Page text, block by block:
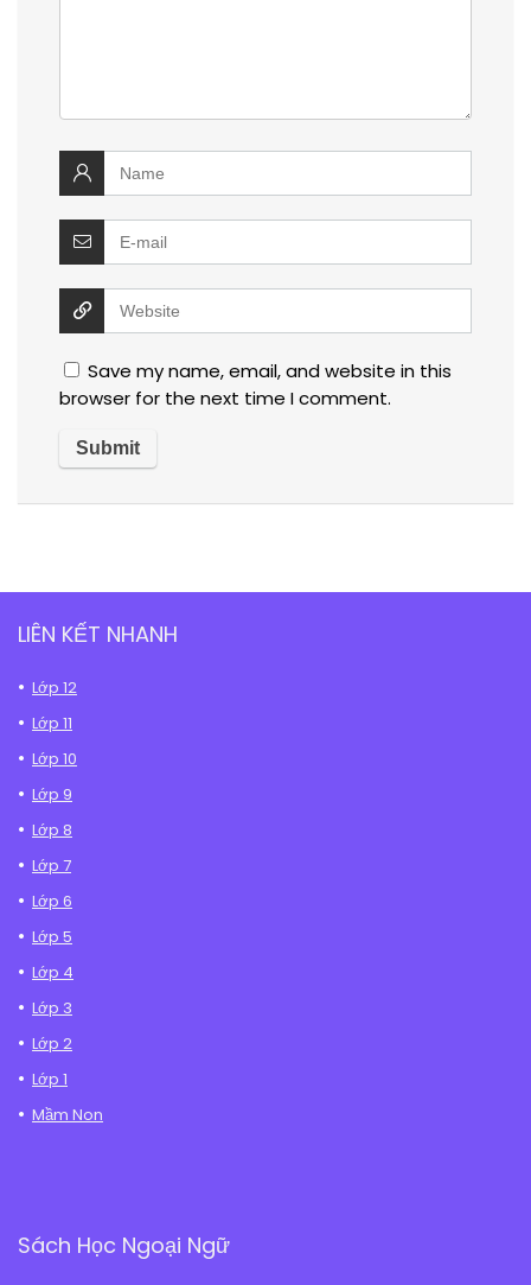
Save my name, email, and website in this
browser for the next time I comment.
LIÊN KẾT NHANH
Lớp 12
Lớp 11
Lớp 10
Lớp 9
Lớp 8
Lớp 7
Lớp 6
Lớp 5
Lớp 4
Lớp 3
Lớp 2
Lớp 1
Mầm Non
Sách Học Ngoại Ngữ